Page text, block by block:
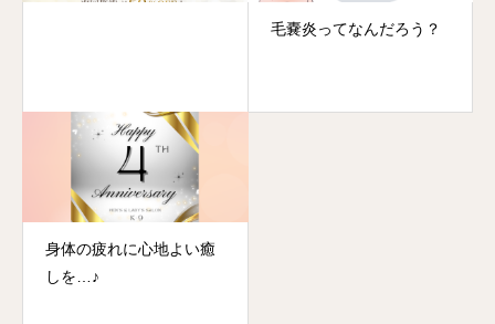
毛嚢炎ってなんだろう？
身体の疲れに心地よい癒
しを…♪